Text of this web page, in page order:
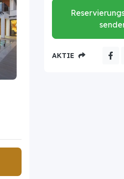
AKTIE